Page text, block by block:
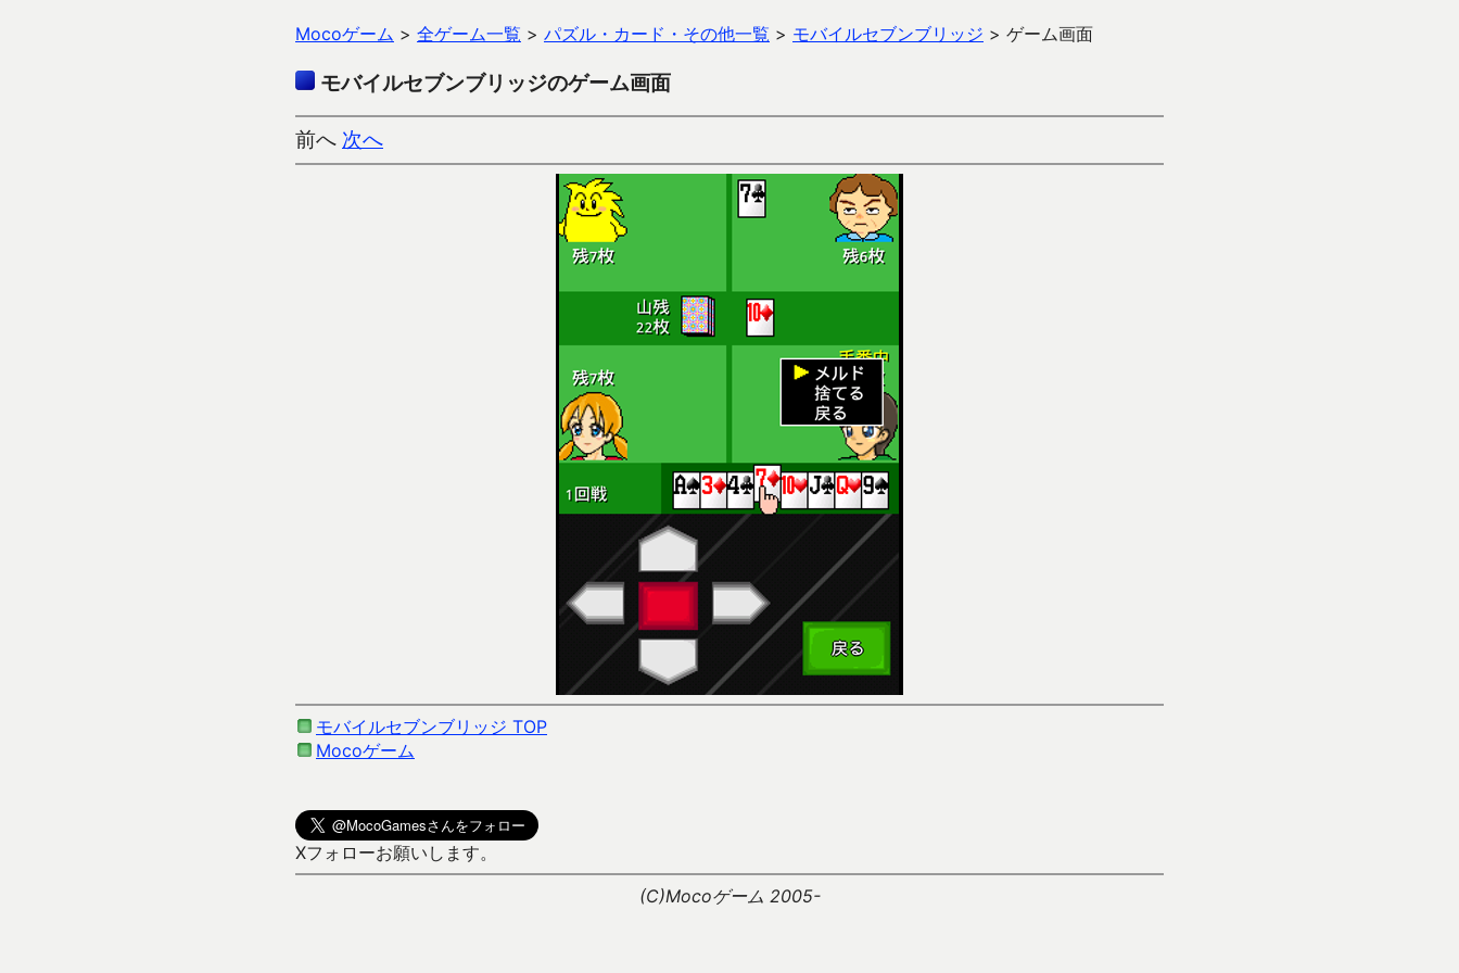
Mocoゲーム > 全ゲーム一覧 > パズル・カード・その他一覧 > モバイルセブンブリッジ > ゲーム画面
モバイルセブンブリッジのゲーム画面
前へ 次へ
モバイルセブンブリッジ TOP
Mocoゲーム
Xフォローお願いします。
(C)Mocoゲーム 2005-